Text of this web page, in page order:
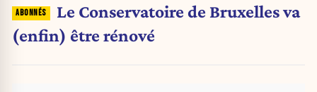
Le Conservatoire de Bruxelles va
(enfin) être rénové